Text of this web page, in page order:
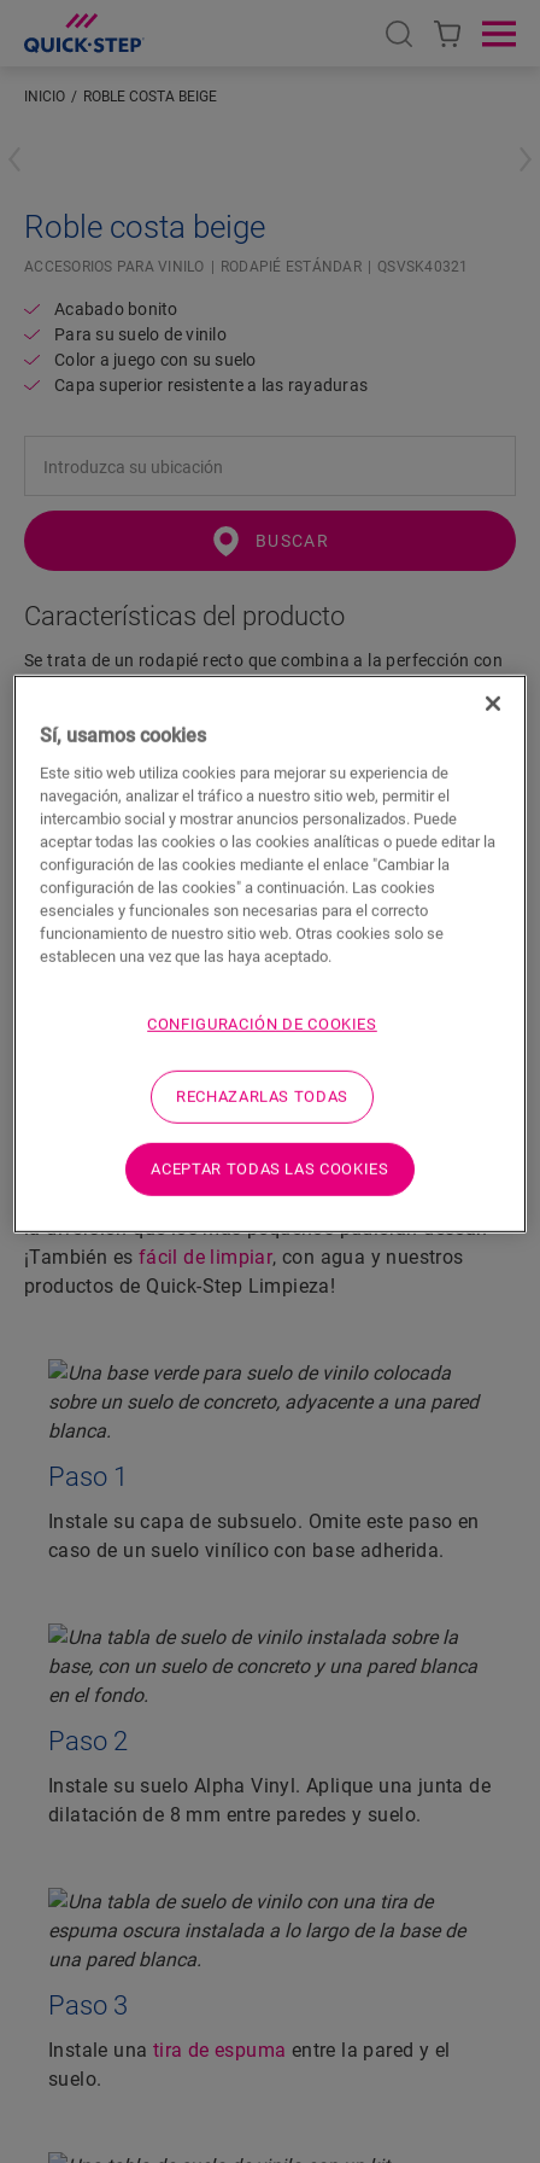
Open search
INICIO ROBLE COSTA BEIGE
Roble costa beige
ACCESORIOS PARA VINILO RODAPIÉ ESTÁNDAR QSVSK40321
Acabado bonito
Para su suelo de vinilo
Color a juego con su suelo
Capa superior resistente a las rayaduras
BUSCAR
Características del producto
Se trata de un rodapié recto que combina a la perfección con
One4All. Para lograr un acabado hermético, le sugerimos que
lo combine con la tira de espuma, el Hydrokit y el Hydrostrip.
El rodapié también está disponible en blanco, listo para pintar
(QSSKPAINT).
Dimensiones
Descargas
Crear un acabado hermético es muy sencillo. Siga los
pasos que se muestran para conseguir un suelo Alpha
Vinyl resistente a las salpicaduras, humedad y a toda
la diversión que los más pequeños pudieran desear.
¡También es fácil de limpiar, con agua y nuestros
productos de Quick-Step Limpieza!
Paso 1
Instale su capa de subsuelo. Omite este paso en
caso de un suelo vinílico con base adherida.
Paso 2
Instale su suelo Alpha Vinyl. Aplique una junta de
dilatación de 8 mm entre paredes y suelo.
Paso 3
Instale una tira de espuma entre la pared y el
suelo.
Sí, usamos cookies
Este sitio web utiliza cookies para mejorar su experiencia de
navegación, analizar el tráfico a nuestro sitio web, permitir el
intercambio social y mostrar anuncios personalizados. Puede
aceptar todas las cookies o las cookies analíticas o puede editar la
configuración de las cookies mediante el enlace "Cambiar la
configuración de las cookies" a continuación. Las cookies
esenciales y funcionales son necesarias para el correcto
funcionamiento de nuestro sitio web. Otras cookies solo se
establecen una vez que las haya aceptado.
CONFIGURACIÓN DE COOKIES
RECHAZARLAS TODAS
ACEPTAR TODAS LAS COOKIES